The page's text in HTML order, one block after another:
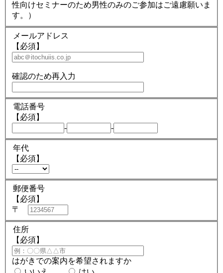
性向けセミナーのため男性のみのご参加はご遠慮願いま
す。）
メールアドレス
【必須】
確認のため再入力
電話番号
【必須】
-
-
年代
【必須】
郵便番号
【必須】
〒
住所
【必須】
はがきでの案内を希望されますか